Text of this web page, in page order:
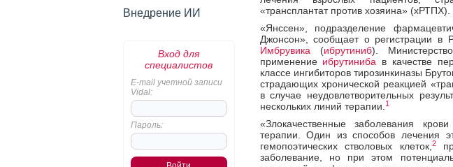
Внедрение ИИ
Вход для
специалистов
E-mail учетной записи
Vidal:
Пароль:
«трансплантат против хозяина» (хРТПХ).
«Янссен», подразделение
Джонсон», сообщает о регистрации в
Имбрувика (ибрутиниб).
применение ибрутиниба в качестве
классе ингибиторов тирозинкиназы
страдающих хронической реакцией
в случае неудовлетворительных
нескольких линий терапии. 1
«Злокачественные заболевания
терапии. Один из способов лечения
гемопоэтических стволовых клеток, 2
заболевание, но при этом